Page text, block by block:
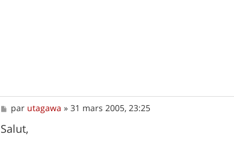
M
e
s
s
par utagawa »31 mars 2005, 23:25
Salut,